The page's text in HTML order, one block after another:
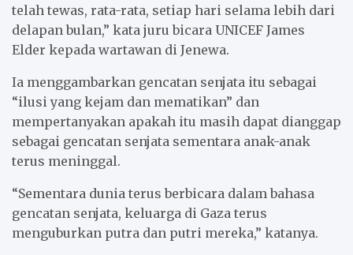
telah tewas, rata-rata, setiap hari selama lebih dari
delapan bulan,” kata juru bicara UNICEF James
Elder kepada wartawan di Jenewa.
Ia menggambarkan gencatan senjata itu sebagai
“ilusi yang kejam dan mematikan” dan
mempertanyakan apakah itu masih dapat dianggap
sebagai gencatan senjata sementara anak-anak
terus meninggal.
“Sementara dunia terus berbicara dalam bahasa
gencatan senjata, keluarga di Gaza terus
menguburkan putra dan putri mereka,” katanya.